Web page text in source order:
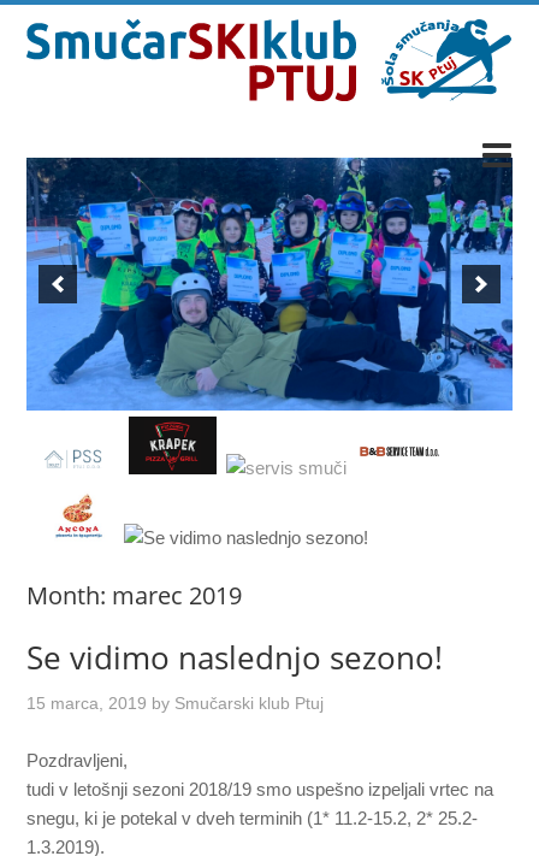
Month: marec 2019
Se vidimo naslednjo sezono!
15 marca, 2019 by Smučarski klub Ptuj
Pozdravljeni,
tudi v letošnji sezoni 2018/19 smo uspešno izpeljali vrtec na
snegu, ki je potekal v dveh terminih (1* 11.2-15.2, 2* 25.2-
1.3.2019).